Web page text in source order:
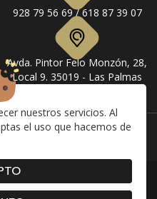
nuestros servicios. Al
el uso que hacemos de
928 79 56 69 / 618 87 39 07
Avda. Pintor Felo Monzón, 28,
Local 9. 35019 - Las Palmas
Facebook
|Política de Privacidad|Cookies